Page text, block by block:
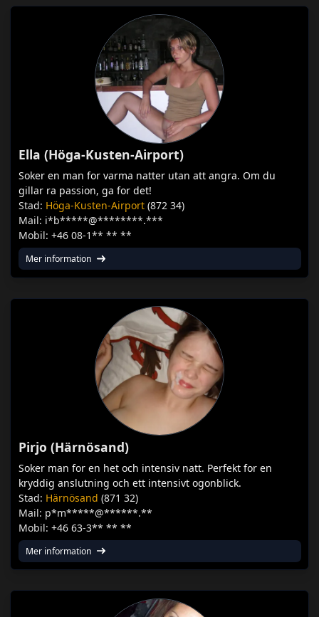
Ella (Höga-Kusten-Airport)
Soker en man for varma natter utan att angra. Om du
gillar ra passion, ga for det!
Stad: Höga-Kusten-Airport (872 34)
Mail: i*b*****@********.***
Mobil: +46 08-1** ** **
Mer information
Pirjo (Härnösand)
Soker man for en het och intensiv natt. Perfekt for en
kryddig anslutning och ett intensivt ogonblick.
Stad: Härnösand (871 32)
Mail: p*m*****@******.**
Mobil: +46 63-3** ** **
Mer information